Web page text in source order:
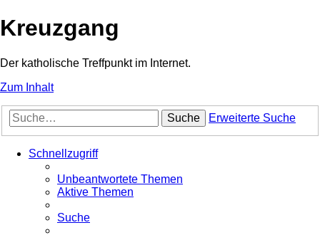
Kreuzgang
Der katholische Treffpunkt im Internet.
Zum Inhalt
Suche Erweiterte Suche
Schnellzugriff
Unbeantwortete Themen
Aktive Themen
Suche